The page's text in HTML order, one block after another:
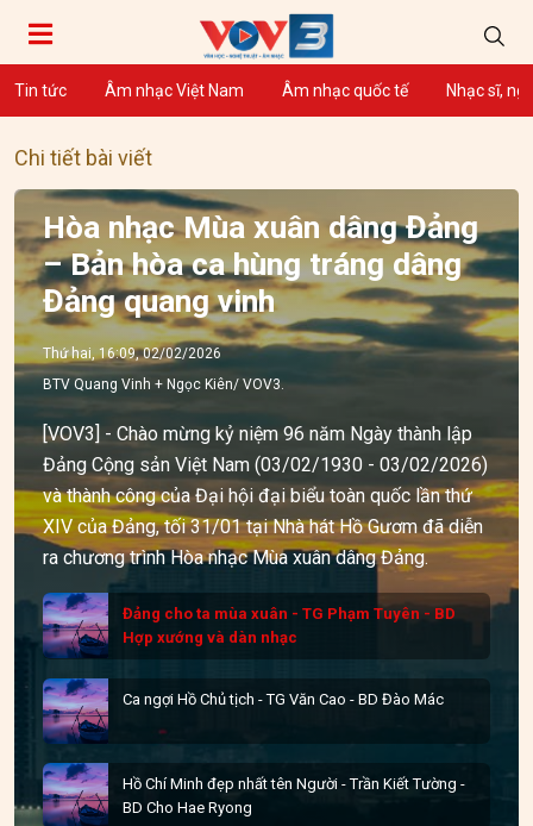
Tin tức Âm nhạc Việt Nam Âm nhạc quốc tế Nhạc sĩ,
Chi tiết bài viết
Hòa nhạc Mùa xuân dâng Đảng
– Bản hòa ca hùng tráng dâng
Đảng quang vinh
Thứ hai, 16:09, 02/02/2026
BTV Quang Vinh + Ngọc Kiên/ VOV3.
[VOV3] - Chào mừng kỷ niệm 96 năm Ngày thành lập
Đảng Cộng sản Việt Nam (03/02/1930 - 03/02/2026)
và thành công của Đại hội đại biểu toàn quốc lần thứ
XIV của Đảng, tối 31/01 tại Nhà hát Hồ Gươm đã diễn
ra chương trình Hòa nhạc Mùa xuân dâng Đảng.
Đảng cho ta mùa xuân - TG Phạm Tuyên - BD
Hợp xướng và dàn nhạc
Ca ngợi Hồ Chủ tịch - TG Văn Cao - BD Đào Mác
Hồ Chí Minh đẹp nhất tên Người - Trần Kiết Tường -
BD Cho Hae Ryong